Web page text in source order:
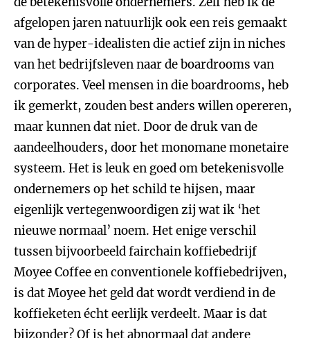
afgelopen jaren natuurlijk ook een reis gemaakt
van de hyper-idealisten die actief zijn in niches
van het bedrijfsleven naar de boardrooms van
corporates. Veel mensen in die boardrooms, heb
ik gemerkt, zouden best anders willen opereren,
maar kunnen dat niet. Door de druk van de
aandeelhouders, door het monomane monetaire
systeem. Het is leuk en goed om betekenisvolle
ondernemers op het schild te hijsen, maar
eigenlijk vertegenwoordigen zij wat ik ‘het
nieuwe normaal’ noem. Het enige verschil
tussen bijvoorbeeld fairchain koffiebedrijf
Moyee Coffee en conventionele koffiebedrijven,
is dat Moyee het geld dat wordt verdiend in de
koffieketen écht eerlijk verdeelt. Maar is dat
bijzonder? Of is het abnormaal dat andere